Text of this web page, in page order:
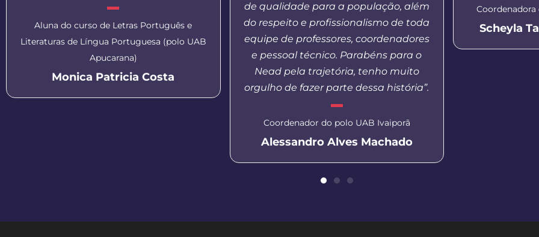
Aluna do curso de Letras Português e
Literaturas de Língua Portuguesa (polo UAB
Apucarana)
Monica Patricia Costa
de qualidade para a população, além
do respeito e profissionalismo de toda
equipe de professores, coordenadores
e pessoal técnico. Parabéns para o
Nead pela trajetória, tenho muito
orgulho de fazer parte dessa história”.
Coordenador do polo UAB Ivaiporã
Alessandro Alves Machado
Coordenadora
Scheyla